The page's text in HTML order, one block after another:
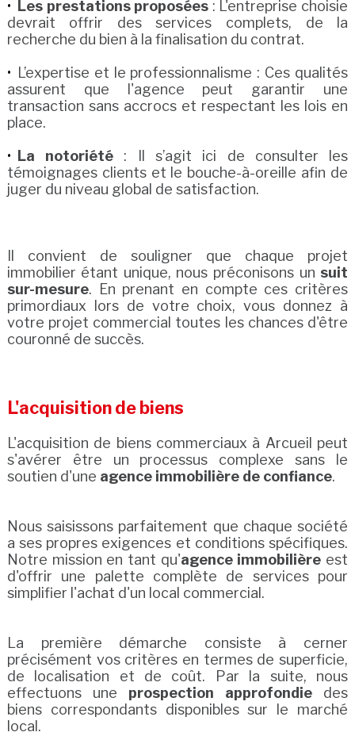
Les prestations proposées : L'entreprise choisie
devrait offrir des services complets, de la
recherche du bien à la finalisation du contrat.
L’expertise et le professionnalisme : Ces qualités
assurent que l'agence peut garantir une
transaction sans accrocs et respectant les lois en
place.
La notoriété : Il s’agit ici de consulter les
témoignages clients et le bouche-à-oreille afin de
juger du niveau global de satisfaction.
Il convient de souligner que chaque projet
immobilier étant unique, nous préconisons un suit
sur-mesure. En prenant en compte ces critères
primordiaux lors de votre choix, vous donnez à
votre projet commercial toutes les chances d'être
couronné de succès.
L'acquisition de biens
L'acquisition de biens commerciaux à Arcueil peut
s'avérer être un processus complexe sans le
soutien d'une agence immobilière de confiance.
Nous saisissons parfaitement que chaque société
a ses propres exigences et conditions spécifiques.
Notre mission en tant qu'agence immobilière est
d'offrir une palette complète de services pour
simplifier l'achat d'un local commercial.
La première démarche consiste à cerner
précisément vos critères en termes de superficie,
de localisation et de coût. Par la suite, nous
effectuons une prospection approfondie des
biens correspondants disponibles sur le marché
local.